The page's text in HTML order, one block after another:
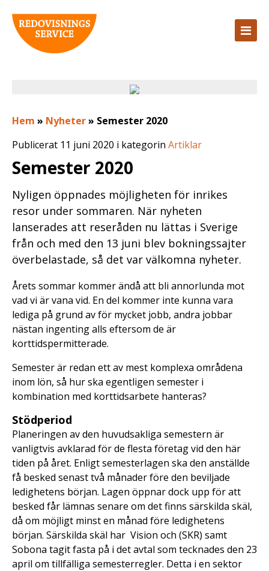
Hem » Nyheter» Semester 2020
Publicerat 11 juni 2020 i kategorin Artiklar
Semester 2020
Nyligen öppnades möjligheten för inrikes
resor under sommaren. När nyheten
lanserades att reseråden nu lättas i Sverige
från och med den 13 juni blev bokningssajter
överbelastade, så det var välkomna nyheter.
Årets sommar kommer ändå att bli annorlunda mot
vad vi är vana vid. En del kommer inte kunna vara
lediga på grund av för mycket jobb, andra jobbar
nästan ingenting alls eftersom de är
korttidspermitterade.
Semester är redan ett av mest komplexa områdena
inom lön, så hur ska egentligen semester i
kombination med korttidsarbete hanteras?
Stödperiod
Planeringen av den huvudsakliga semestern är
vanligtvis avklarad för de flesta företag vid den här
tiden på året. Enligt semesterlagen ska den anställde
få besked senast två månader före den beviljade
ledighetens början. Lagen öppnar dock upp för att
besked får lämnas senare om det finns särskilda skäl,
då om möjligt minst en månad före ledighetens
början. Särskilda skäl har Vision och (SKR) samt
Sobona tagit fasta på i det avtal som tecknades den 23
april om tillfälliga semesterregler. Detta i en sektor